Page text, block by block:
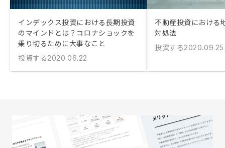
インデックス投資における長期投資
のマインドとは？コロナショックを
乗り切るために大事なこと
投資する2020.06.22
不動産投資における
対処法
投資する2020.09.25